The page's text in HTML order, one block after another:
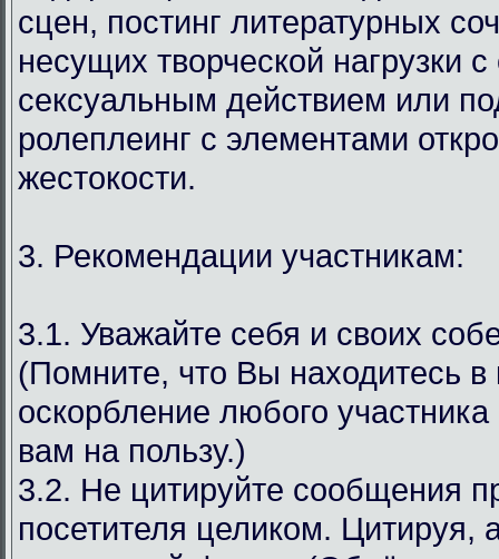
сцен, постинг литературных
несущих творческой нагрузки
сексуальным действием или
ролеплеинг с элементами
жестокости.
3. Рекомендации участникам:
3.1. Уважайте себя и своих
(Помните, что Вы находитесь
оскорбление любого
вам на пользу.)
3.2. Не цитируйте сообщения
посетителя целиком. Цитируя,